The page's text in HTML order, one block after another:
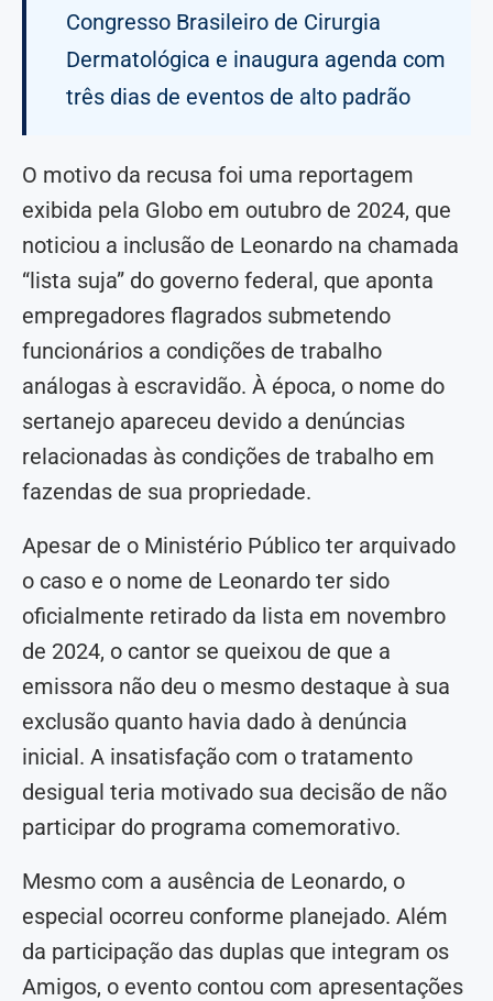
Congresso Brasileiro de Cirurgia
Dermatológica e inaugura agenda com
três dias de eventos de alto padrão
O motivo da recusa foi uma reportagem
exibida pela Globo em outubro de 2024, que
noticiou a inclusão de Leonardo na chamada
“lista suja” do governo federal, que aponta
empregadores flagrados submetendo
funcionários a condições de trabalho
análogas à escravidão. À época, o nome do
sertanejo apareceu devido a denúncias
relacionadas às condições de trabalho em
fazendas de sua propriedade.
Apesar de o Ministério Público ter arquivado
o caso e o nome de Leonardo ter sido
oficialmente retirado da lista em novembro
de 2024, o cantor se queixou de que a
emissora não deu o mesmo destaque à sua
exclusão quanto havia dado à denúncia
inicial. A insatisfação com o tratamento
desigual teria motivado sua decisão de não
participar do programa comemorativo.
Mesmo com a ausência de Leonardo, o
especial ocorreu conforme planejado. Além
da participação das duplas que integram os
Amigos, o evento contou com apresentações